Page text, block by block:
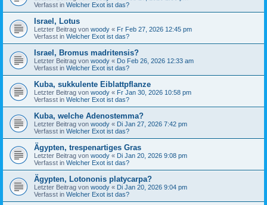
Verfasst in Welcher Exot ist das?
Israel, Lotus
Letzter Beitrag von woody « Fr Feb 27, 2026 12:45 pm
Verfasst in Welcher Exot ist das?
Israel, Bromus madritensis?
Letzter Beitrag von woody « Do Feb 26, 2026 12:33 am
Verfasst in Welcher Exot ist das?
Kuba, sukkulente Eiblattpflanze
Letzter Beitrag von woody « Fr Jan 30, 2026 10:58 pm
Verfasst in Welcher Exot ist das?
Kuba, welche Adenostemma?
Letzter Beitrag von woody « Di Jan 27, 2026 7:42 pm
Verfasst in Welcher Exot ist das?
Ägypten, trespenartiges Gras
Letzter Beitrag von woody « Di Jan 20, 2026 9:08 pm
Verfasst in Welcher Exot ist das?
Ägypten, Lotononis platycarpa?
Letzter Beitrag von woody « Di Jan 20, 2026 9:04 pm
Verfasst in Welcher Exot ist das?